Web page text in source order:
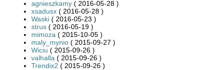
agnieszkamy ( 2016-05-28 )
xsadusx ( 2016-05-28 )
Waski ( 2016-05-23 )
strus ( 2016-05-19 )
mimoza ( 2015-10-05 )
maly_mynio ( 2015-09-27 )
Wiciu ( 2015-09-26 )
valhalla ( 2015-09-26 )
Trendix2 ( 2015-09-26 )